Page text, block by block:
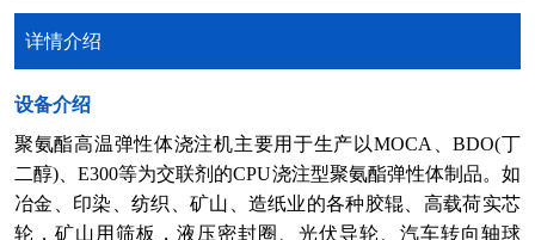
详情介绍
​设备介绍
聚氨酯高温弹性体浇注机主要用于生产以MOCA、BDO(丁
二醇)、E300等为交联剂的CPU浇注型聚氨酯弹性体制品。如
冶金、印染、纺织、矿山、造纸业的各种胶辊、高载荷实芯
轮，矿山用筛板，液压密封圈、光伏导轮、汽车转向轴球